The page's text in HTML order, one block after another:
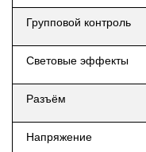
Групповой контроль
Световые эффекты
Разъём
Напряжение